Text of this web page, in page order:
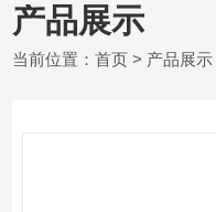
产品展示
当前位置：首页 > 产品展示